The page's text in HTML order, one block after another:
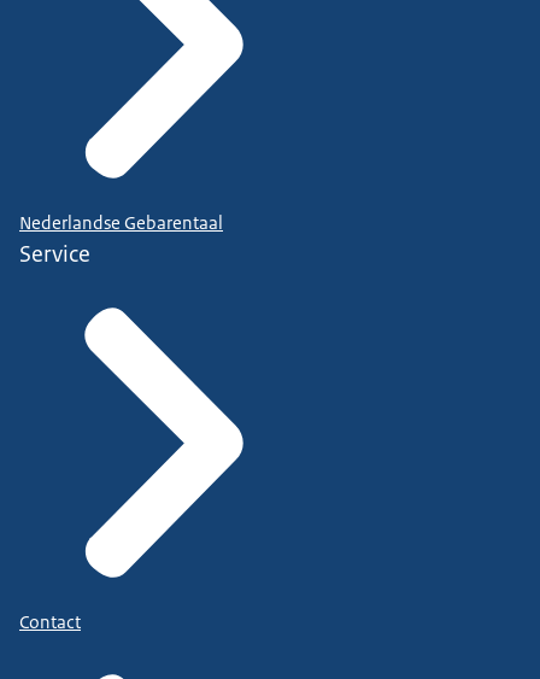
Nederlandse Gebarentaal
Service
Contact